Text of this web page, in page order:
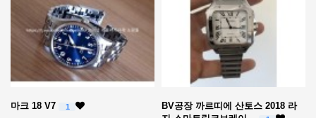
마크 18 V7 1
BV공장 까르띠에 산토스 2018 라